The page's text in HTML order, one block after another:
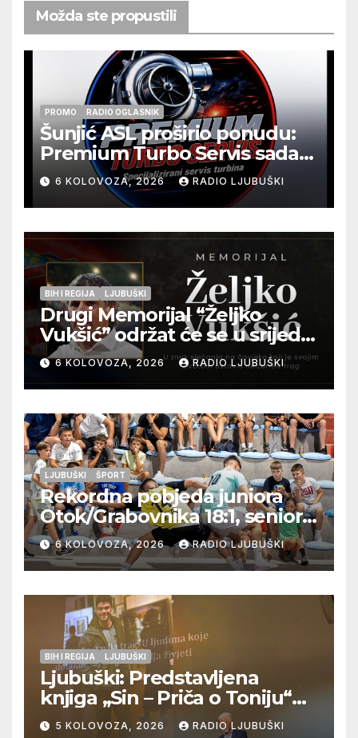
Možda ste propustili
PROMO RADIO OGLASNIK
Šunjić ASL proširio ponudu:
Premium Turbo Servis sada
na jednoj adresi u Ljubuškom
6 KOLOVOZA, 2026 RADIO LJUBUŠKI
BIH I REGIJA LJUBUŠKI
Drugi Memorijal “Željko
Vukšić” održat će se u srijedu
12. kolovoza u Otoku
6 KOLOVOZA, 2026 RADIO LJUBUŠKI
LJUBUŠKI ŠPORT
Rekordna pobjeda juniora
Otok/Grabovnika 18:1, seniori
Pregrađa u četvrtfinalu,
Veljaci i Cerno/Crnopod u
doigravanju, Grljevići završili
natjecanje
6 KOLOVOZA, 2026 RADIO LJUBUŠKI
BIH I REGIJA LJUBUŠKI
Ljubuški: Predstavljena
knjiga „Sin – Priča o Toniju“
dr. sc. Zdenka Hercega
5 KOLOVOZA, 2026 RADIO LJUBUŠKI